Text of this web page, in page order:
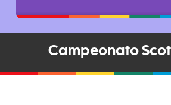
Campeonato